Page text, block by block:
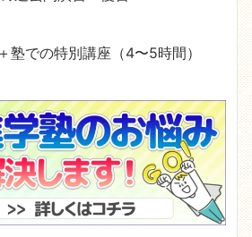
塾での特別講座（4〜5時間）